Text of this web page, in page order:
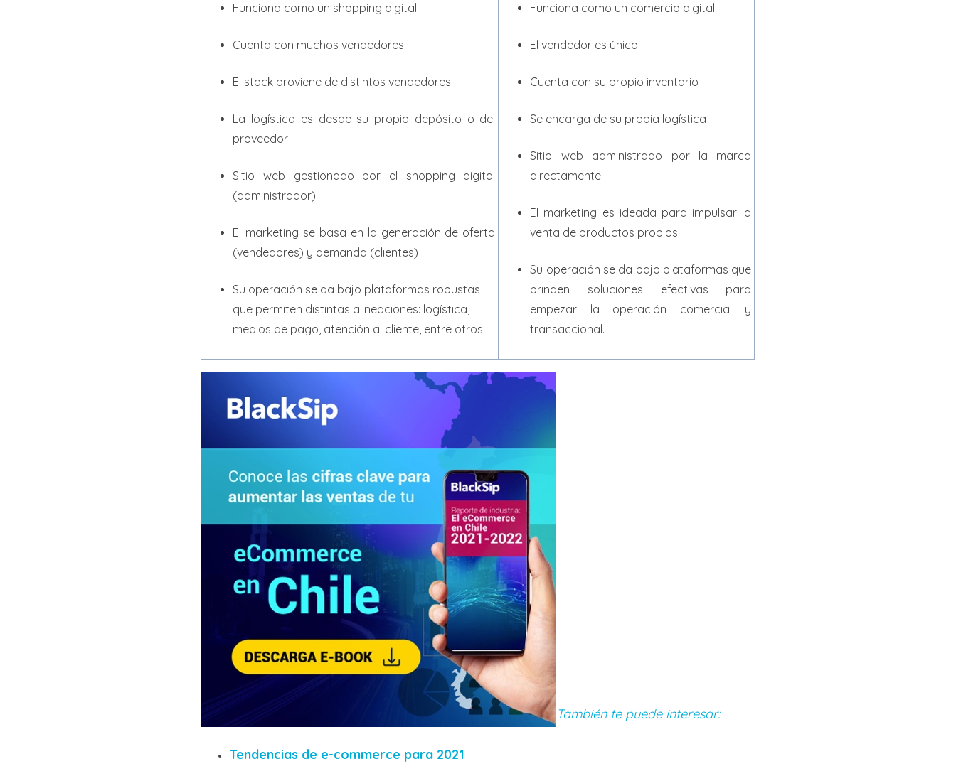
Funciona como un shopping digital
Cuenta con muchos vendedores
El stock proviene de distintos vendedores
La logística es desde su propio depósito o del
proveedor
Sitio web gestionado por el shopping digital
(administrador)
El marketing se basa en la generación de oferta
(vendedores) y demanda (clientes)
Su operación se da bajo plataformas robustas
que permiten distintas alineaciones: logística,
medios de pago, atención al cliente, entre otros.
Funciona como un comercio digital
El vendedor es único
Cuenta con su propio inventario
Se encarga de su propia logística
Sitio web administrado por la marca
directamente
El marketing es ideada para impulsar la
venta de productos propios
Su operación se da bajo plataformas que
brinden soluciones efectivas para
empezar la operación comercial y
transaccional.
También te puede interesar:
Tendencias de e-commerce para 2021